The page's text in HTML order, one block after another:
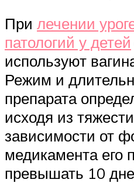
При лечении
патологий у детей
используют
Режим и
препарата
исходя из
зависимости от
медикамента его
превышать 10